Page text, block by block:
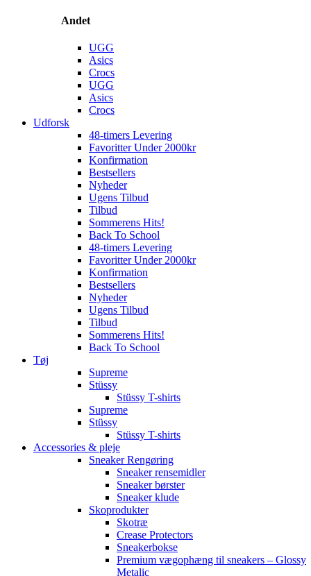
Andet
UGG
Asics
Crocs
UGG
Asics
Crocs
Udforsk
48-timers Levering
Favoritter Under 2000kr
Konfirmation
Bestsellers
Nyheder
Ugens Tilbud
Tilbud
Sommerens Hits!
Back To School
48-timers Levering
Favoritter Under 2000kr
Konfirmation
Bestsellers
Nyheder
Ugens Tilbud
Tilbud
Sommerens Hits!
Back To School
Tøj
Supreme
Stüssy
Stüssy T-shirts
Supreme
Stüssy
Stüssy T-shirts
Accessories & pleje
Sneaker Rengøring
Sneaker rensemidler
Sneaker børster
Sneaker klude
Skoprodukter
Skotræ
Crease Protectors
Sneakerbokse
Premium vægophæng til sneakers – Glossy
Metalic